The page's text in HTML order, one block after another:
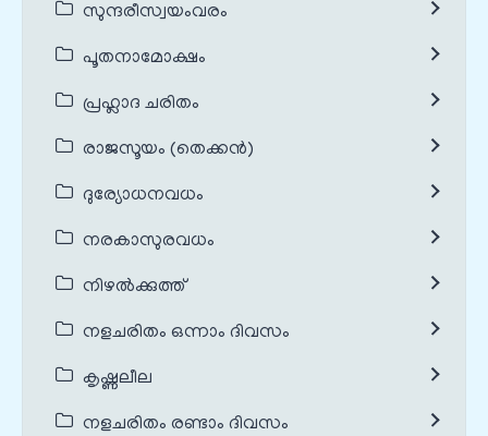
സുന്ദരീസ്വയംവരം
പൂതനാമോക്ഷം
പ്രഹ്ലാദ ചരിതം
രാജസൂയം (തെക്കൻ)
ദുര്യോധനവധം
നരകാസുരവധം
നിഴൽക്കുത്ത്
നളചരിതം ഒന്നാം ദിവസം
കൃഷ്ണലീല
നളചരിതം രണ്ടാം ദിവസം